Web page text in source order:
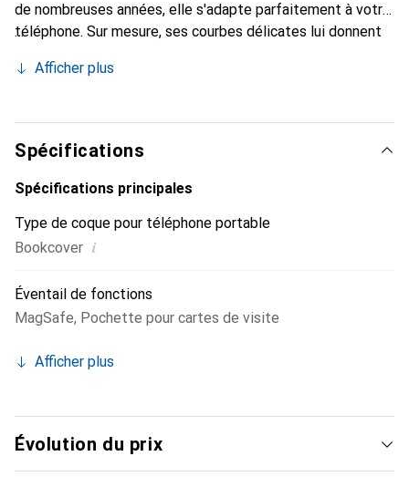
de nombreuses années, elle s'adapte parfaitement à votre
téléphone. Sur mesure, ses courbes délicates lui donnent
et indispensable de votre smartphone. Reconnaître
marque Noreve est un choix sûr pour une clientèle
exigeante.
Afficher plus
Spécifications
Spécifications principales
Type de coque pour téléphone portable
Bookcover i
Éventail de fonctions
MagSafe, Pochette pour cartes de visite
Afficher plus
Évolution du prix